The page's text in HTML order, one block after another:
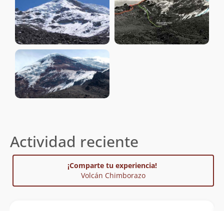
Actividad reciente
¡Comparte tu experiencia!
Volcán Chimborazo